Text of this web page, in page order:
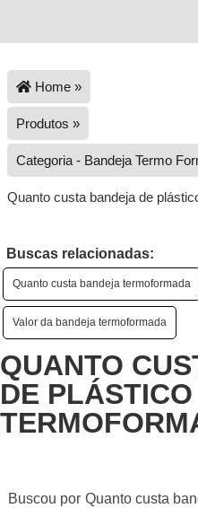
Home »
Produtos »
Categoria - Bandeja Termo
Quanto custa bandeja de
Buscas relacionadas:
Quanto custa bandeja termoformada
Valor da bandeja termoformada
QUANTO
DE PLÁSTICO
Buscou por Quanto custa